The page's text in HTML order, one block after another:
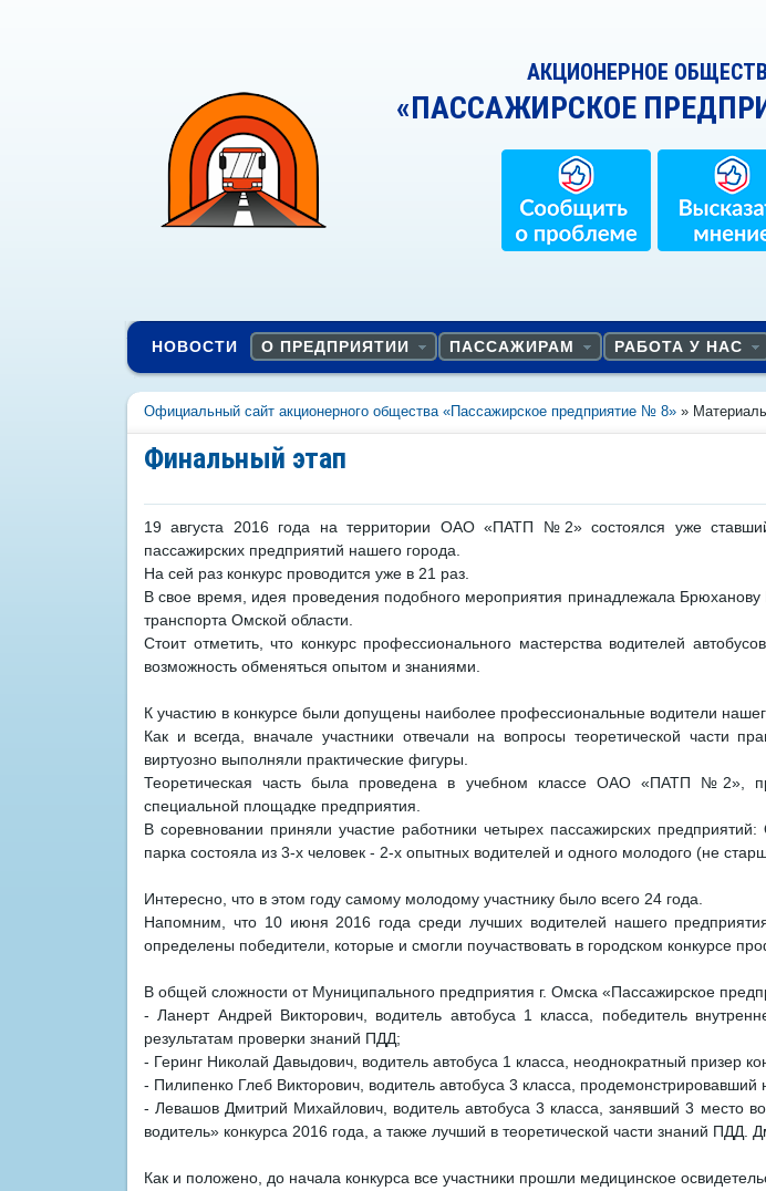
АКЦИОНЕРНОЕ
«ПАССАЖИРСКОЕ
НОВОСТИ О ПРЕДПРИЯТИИ ПАССАЖИРАМ РАБОТА У НАС
Официальный сайт акционерного общества «Пассажирское предприятие № 8» »
Финальный этап
19 августа 2016 года на территории ОАО «ПАТП №2» состоялся уже
пассажирских предприятий нашего города.
На сей раз конкурс проводится уже в 21 раз.
В свое время, идея проведения подобного мероприятия принадлежала
транспорта Омской области.
Стоит отметить, что конкурс профессионального мастерства водителей
возможность обменяться опытом и знаниями.
К участию в конкурсе были допущены наиболее профессиональные водители
Как и всегда, вначале участники отвечали на вопросы теоретической части
виртуозно выполняли практические фигуры.
Теоретическая часть была проведена в учебном классе ОАО «ПАТП №2»,
специальной площадке предприятия.
В соревновании приняли участие работники четырех пассажирских
парка состояла из 3-х человек - 2-х опытных водителей и одного молодого (не
Интересно, что в этом году самому молодому участнику было всего 24 года.
Напомним, что 10 июня 2016 года среди лучших водителей нашего
определены победители, которые и смогли поучаствовать в городском конкурсе
В общей сложности от Муниципального предприятия г. Омска «Пассажирское
- Ланерт Андрей Викторович, водитель автобуса 1 класса, победитель
результатам проверки знаний ПДД;
- Геринг Николай Давыдович, водитель автобуса 1 класса, неоднократный призер
- Пилипенко Глеб Викторович, водитель автобуса 3 класса, продемонстрировавший
- Левашов Дмитрий Михайлович, водитель автобуса 3 класса, занявший 3 место
водитель» конкурса 2016 года, а также лучший в теоретической части знаний ПДД.
Как и положено, до начала конкурса все участники прошли медицинское